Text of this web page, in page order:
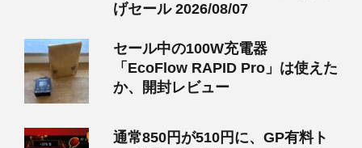
げセール 2026/08/07
セール中の100W充電器
「EcoFlow RAPID Pro」は使えた
か、開封レビュー
通常850円が510円に、GP有料ト